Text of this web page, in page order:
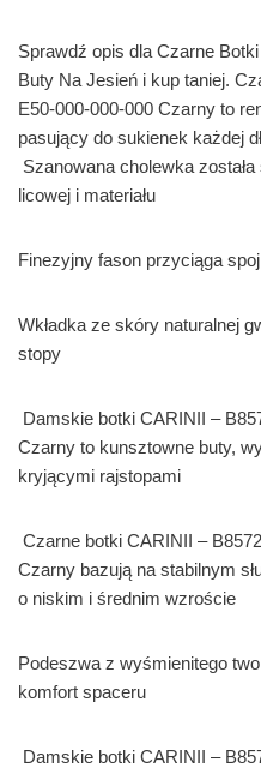
Sprawdź opis dla Czarne
Buty Na Jesień i kup taniej.
E50-000-000-000 Czarny to
pasujący do sukienek każdej
Szanowana cholewka
licowej i materiału
Finezyjny fason przyciąga
Wkładka ze skóry naturalnej
stopy
Damskie botki CARINII –
Czarny to kunsztowne buty,
kryjącymi rajstopami
Czarne botki CARINII –
Czarny bazują na stabilnym
o niskim i średnim wzroście
Podeszwa z wyśmienitego
komfort spaceru
Damskie botki CARINII –